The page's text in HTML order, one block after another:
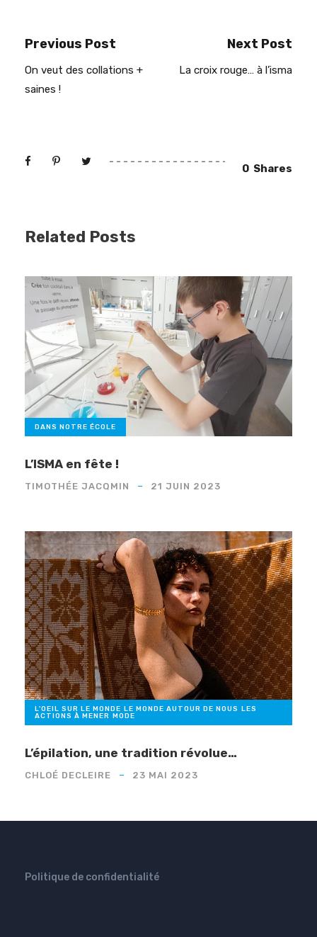
Previous Post
On veut des collations +
saines !
Next Post
La croix rouge… à l’isma
0 Shares
Related Posts
DANS NOTRE ÉCOLE
L’ISMA en fête !
TIMOTHÉE JACQMIN 21 JUIN 2023
L'OEIL SUR LE MONDE,LE MONDE AUTOUR DE NOUS,LES
ACTIONS À MENER,MODE
L’épilation, une tradition révolue…
CHLOÉ DECLEIRE 23 MAI 2023
Politique de confidentialité